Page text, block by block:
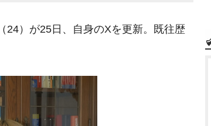
（24）が25日、自身のXを更新。既往歴